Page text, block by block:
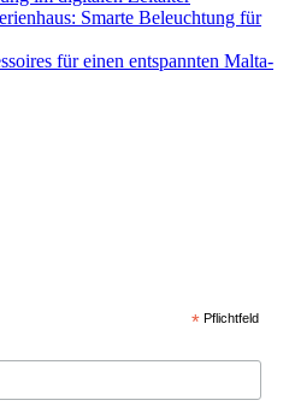
Smarte Beleuchtung für
für einen entspannten Malta-
* Pflichtfeld